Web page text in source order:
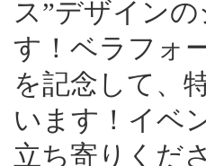
ス”デザイン
す！ベラフォ
を記念して、
います！イベ
立ち寄りくだ